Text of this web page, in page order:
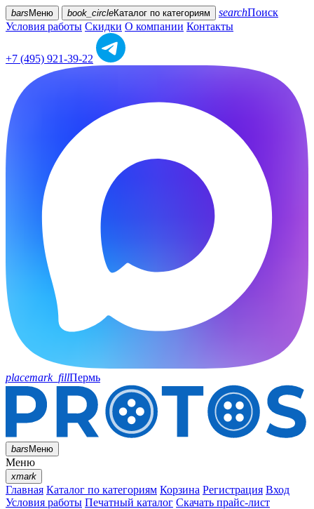
bars Меню book_circleКаталог по категориям searchПоиск
Условия работы Скидки О компании Контакты
+7 (495) 921-39-22
placemark_fillПермь
barsМеню
Меню
xmark
Главная Каталог по категориям Корзина Регистрация Вход
Условия работы Печатный каталог Скачать прайс-лист